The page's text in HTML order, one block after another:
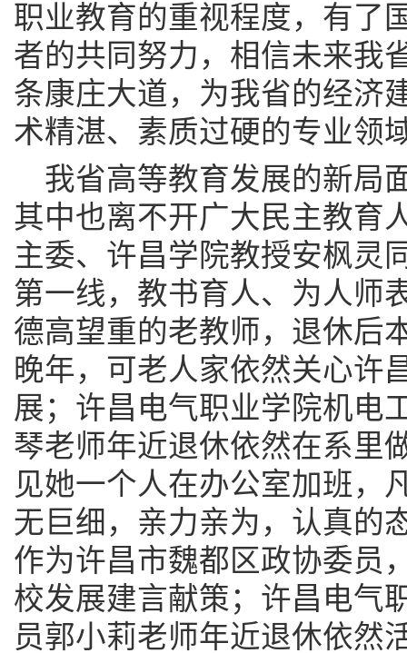
职业教育的重视程度，有了
者的共同努力，相信未来我
条康庄大道，为我省的经济
术精湛、素质过硬的专业领
我省高等教育发展的新局
其中也离不开广大民主教育
主委、许昌学院教授安枫灵
第一线，教书育人、为人师
德高望重的老教师，退休后
晚年，可老人家依然关心许
展；许昌电气职业学院机电
琴老师年近退休依然在系里
见她一个人在办公室加班，
无巨细，亲力亲为，认真的
作为许昌市魏都区政协委员
校发展建言献策；许昌电气
员郭小莉老师年近退休依然